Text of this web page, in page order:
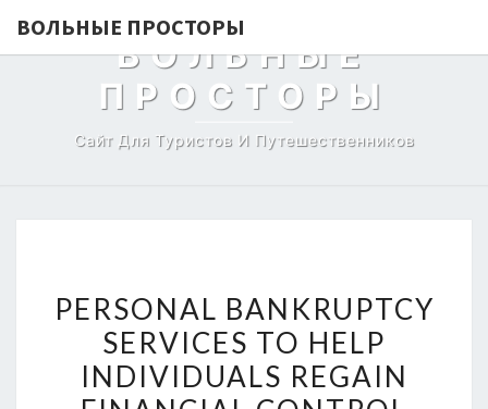
ВОЛЬНЫЕ ПРОСТОРЫ
ВОЛЬНЫЕ
ПРОСТОРЫ
Сайт Для Туристов И Путешественников
BANKRUPTCY
SERVICES
TO
HELP
PERSONAL BANKRUPTCY
SERVICES TO HELP
INDIVIDUALS REGAIN